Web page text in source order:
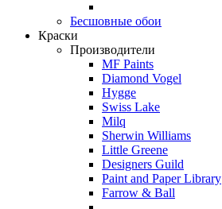
Бесшовные обои
Краски
Производители
MF Paints
Diamond Vogel
Hygge
Swiss Lake
Milq
Sherwin Williams
Little Greene
Designers Guild
Paint and Paper Library
Farrow & Ball